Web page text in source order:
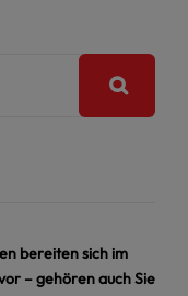
bereiten sich im
– gehören auch Sie